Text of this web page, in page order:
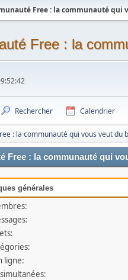
Free : la communauté qui
Free : la
Rechercher Calendrier
: la communauté qui vous veut du
Free : la communauté qui
générales
ligne: